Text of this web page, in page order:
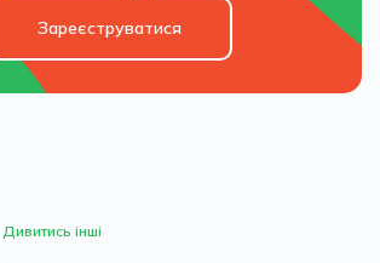
Зареєструватися
Дивитись інші